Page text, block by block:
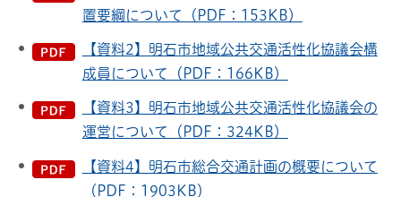
置要綱について（PDF：153KB）
【資料2】明石市地域公共交通活性化協議会構
成員について（PDF：166KB）
【資料3】明石市地域公共交通活性化協議会の
運営について（PDF：324KB）
【資料4】明石市総合交通計画の概要について
（PDF：1903KB）